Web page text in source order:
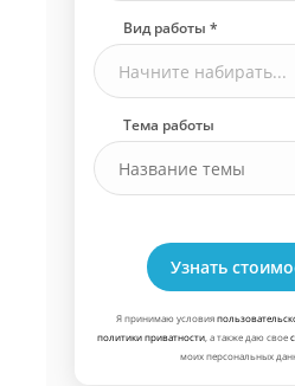
Вид работы *
Начните набирать...
Тема работы
Узнать
Я принимаю условия
политики приватности, а также даю свое
моих персональных